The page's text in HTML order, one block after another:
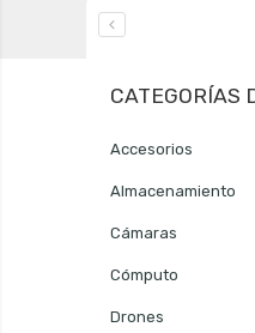
CATEGORÍAS
Accesorios
Almacenamiento
Cámaras
Cómputo
Drones